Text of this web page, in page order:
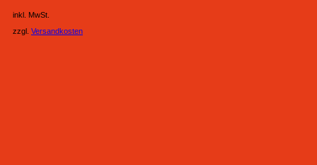
inkl. MwSt.
zzgl. Versandkosten